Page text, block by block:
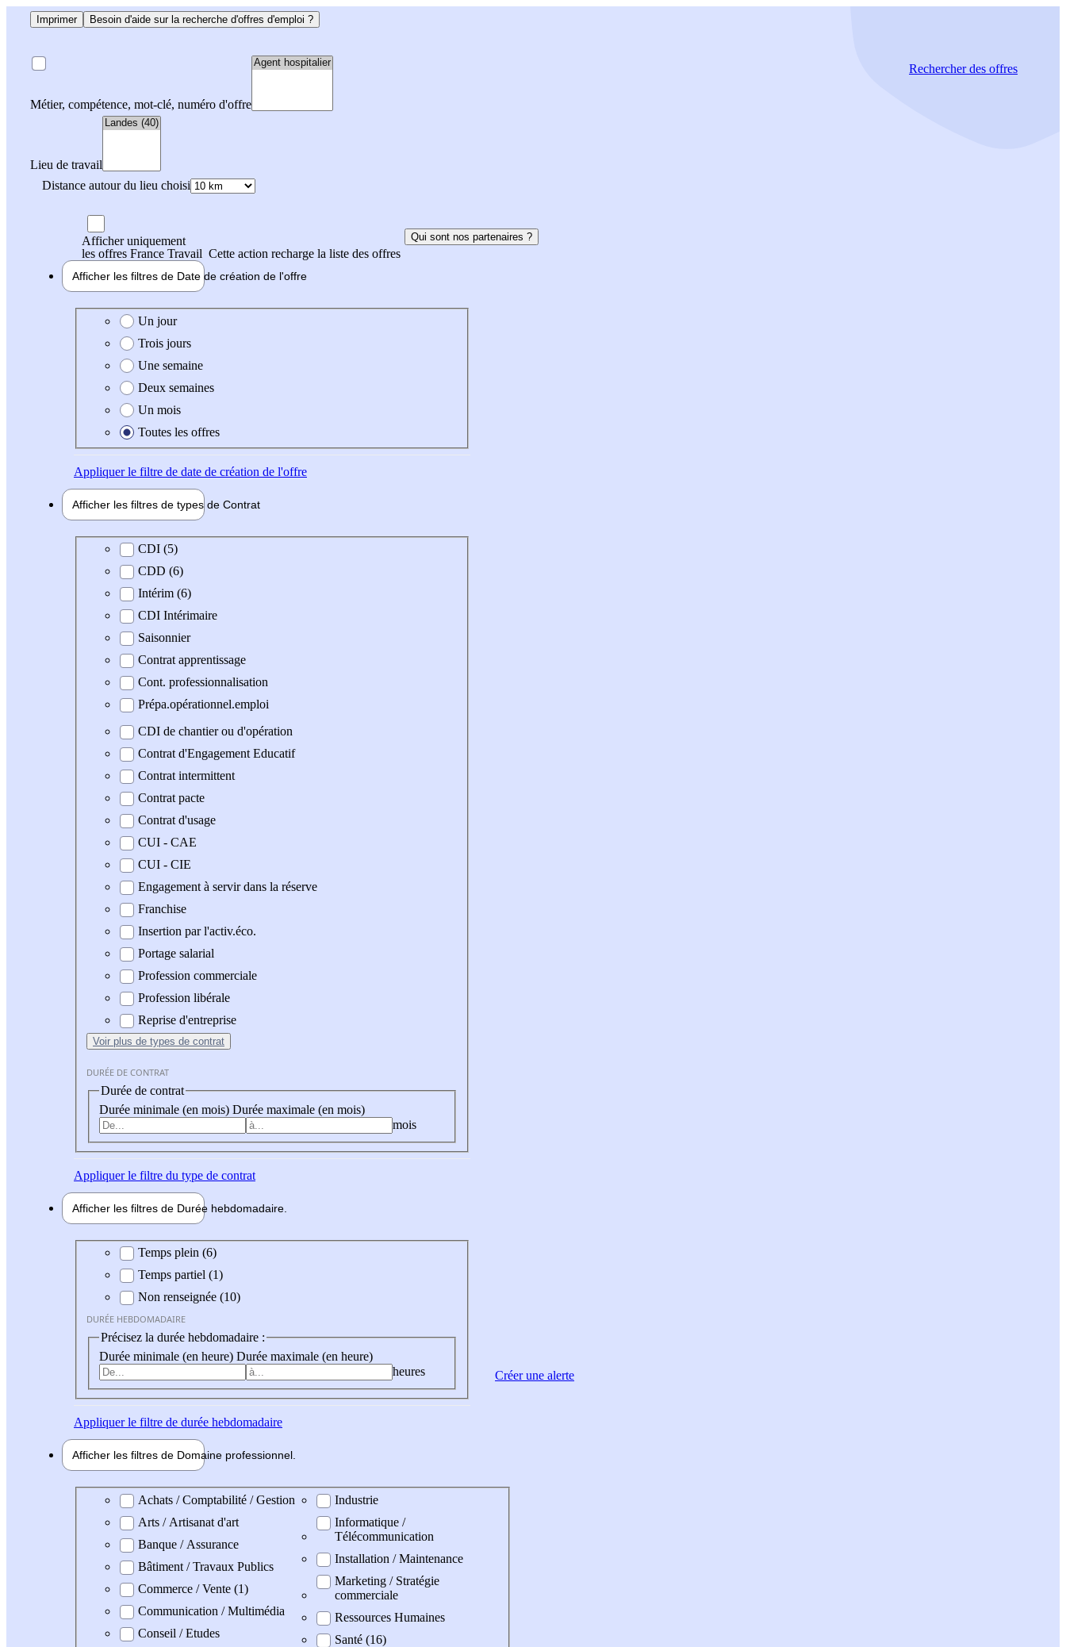
Imprimer Besoin d'aide sur la recherche d'offres d'emploi ?
Métier, compétence, mot-clé, numéro d'offre
Lieu de travail
Distance autour du lieu choisi
Rechercherdes offres
Afficher uniquement
les offres France Travail Cette action recharge la liste des offres
Qui sont nos partenaires ?
Afficher les filtres de Date de création de l'offre
Date de création de l'offre
Un jour
Trois jours
Une semaine
Deux semaines
Un mois
Toutes les offres
Appliquerle filtre de date de création de l'offre
Afficher les filtres de types de Contrat
Type de contrat
CDI (5)
CDD (6)
Intérim (6)
CDI Intérimaire
Saisonnier
Contrat apprentissage
Cont. professionnalisation
Prépa.opérationnel.emploi
CDI de chantier ou d'opération
Contrat d'Engagement Educatif
Contrat intermittent
Contrat pacte
Contrat d'usage
CUI - CAE
CUI - CIE
Engagement à servir dans la réserve
Franchise
Insertion par l'activ.éco.
Portage salarial
Profession commerciale
Profession libérale
Reprise d'entreprise
Voir plus de types de contrat
DURÉE DE CONTRAT
Durée de contrat
Durée minimale (en mois) Durée maximale (en mois)
mois
Appliquerle filtre du type de contrat
Afficher les filtres de Durée hebdomadaire
Durée hebdomadaire
Temps plein (6)
Temps partiel (1)
Non renseignée (10)
DURÉE HEBDOMADAIRE
Précisez la durée hebdomadaire :
Durée minimale (en heure) Durée maximale (en heure)
heures
Appliquerle filtre de durée hebdomadaire
Afficher les filtres de Domaine professionnel
Domaine professionel
Achats / Comptabilité / Gestion
Arts / Artisanat d'art
Banque / Assurance
Bâtiment / Travaux Publics
Commerce / Vente (1)
Communication / Multimédia
Conseil / Etudes
Industrie
Informatique /
Télécommunication
Installation / Maintenance
Marketing / Stratégie
commerciale
Ressources Humaines
Santé (16)
Créer une alerte